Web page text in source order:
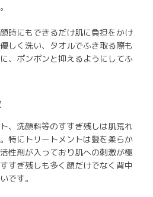
時にもできるだけ肌に負担をかけ
しく洗い、タオルでふき取る際も
、ポンポンと抑えるようにしてふ
、洗顔料等のすすぎ残しは肌荒れ
特にトリートメントは髪を柔らか
性剤が入っており肌への刺激が極
すぎ残しも多く顔だけでなく背中
です。